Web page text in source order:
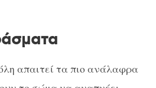
απαιτεί τα πιο ανάλαφρα